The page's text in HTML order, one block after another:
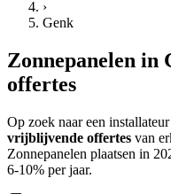
›
Genk
Zonnepanelen in
offertes
Op zoek naareen
vrijblijvende offertes van
Zonnepanelen plaatsen in
6-10% per jaar.